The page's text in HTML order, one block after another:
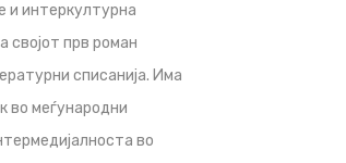
и интеркултурна
својот прв роман
списанија. Има
во меѓународни
во